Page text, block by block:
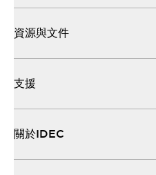
資源與文件
支援
關於IDEC